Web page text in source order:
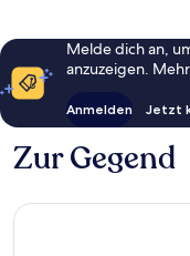
Melde dich an,
anzuzeigen.
Anmelden Jetzt
Zur Gegend